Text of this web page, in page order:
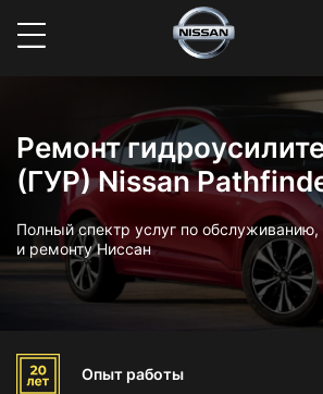
Ремонт
(ГУР) Nissan
Полный спектр услуг по обслуживанию,
и ремонту Ниссан
Опыт работы